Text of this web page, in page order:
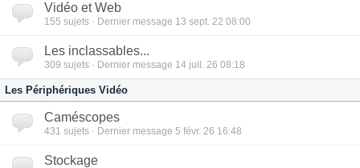
Vidéo et Web
155 sujets · Dernier message 13 sept. 22 08:00
Les inclassables...
309 sujets · Dernier message 14 juil. 26 08:18
Les Périphériques Vidéo
Caméscopes
431 sujets · Dernier message 5 févr. 26 16:48
Stockage